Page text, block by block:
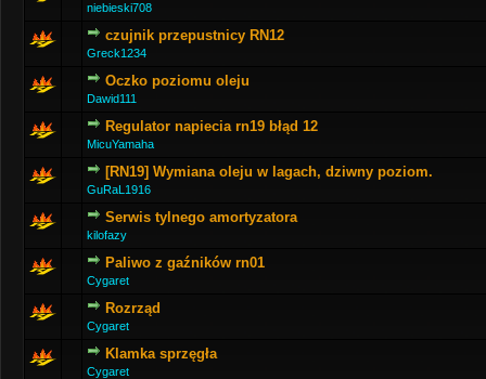
niebieski708
czujnik przepustnicy RN12
Greck1234
Oczko poziomu oleju
Dawid111
Regulator napiecia rn19 błąd 12
MicuYamaha
[RN19] Wymiana oleju w lagach, dziwny poziom.
GuRaL1916
Serwis tylnego amortyzatora
kilofazy
Paliwo z gaźników rn01
Cygaret
Rozrząd
Cygaret
Klamka sprzęgła
Cygaret